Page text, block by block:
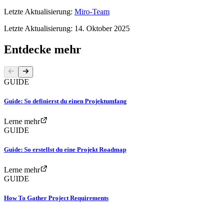
Letzte Aktualisierung: Miro-Team
Letzte Aktualisierung: 14. Oktober 2025
Entdecke mehr
GUIDE
Guide: So definierst du einen Projektumfang
Lerne mehr
GUIDE
Guide: So erstellst du eine Projekt Roadmap
Lerne mehr
GUIDE
How To Gather Project Requirements